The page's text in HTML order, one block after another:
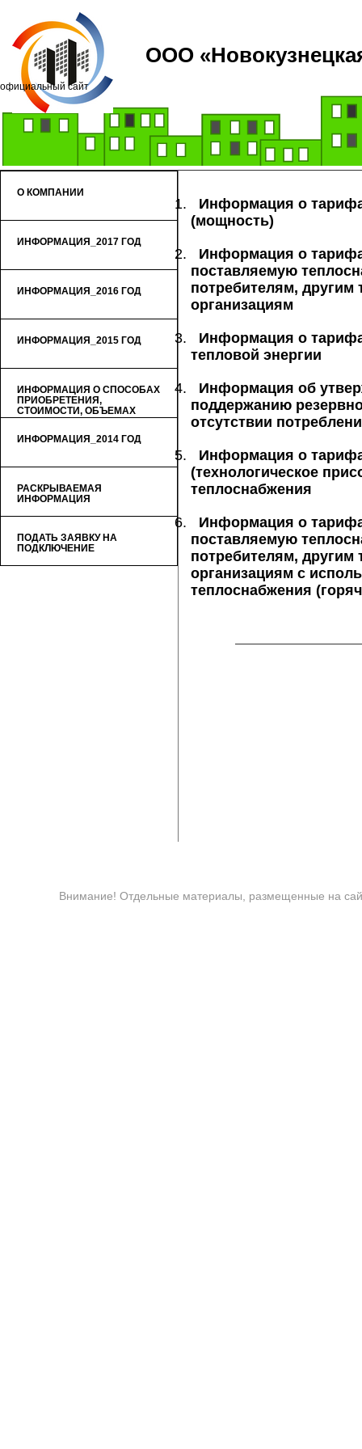
официальный сайт
ООО
О КОМПАНИИ
ИНФОРМАЦИЯ_2017 ГОД
ИНФОРМАЦИЯ_2016 ГОД
ИНФОРМАЦИЯ_2015 ГОД
ИНФОРМАЦИЯ О СПОСОБАХ
ПРИОБРЕТЕНИЯ,
СТОИМОСТИ, ОБЪЕМАХ
ТОВАРОВ (УСЛУГ)
ИНФОРМАЦИЯ_2014 ГОД
РАСКРЫВАЕМАЯ
ИНФОРМАЦИЯ
ПОДАТЬ ЗАЯВКУ НА
ПОДКЛЮЧЕНИЕ
Информация о
(мощность)
Информация о
поставляемую
потребителям,
организациям
Информация о
тепловой энергии
Информация об
поддержанию
отсутствии
Информация о
(технологическое
теплоснабжения
Информация о
поставляемую
потребителям,
организациям с
теплоснабжения
Внимание! Отдельные материалы, размещенные на